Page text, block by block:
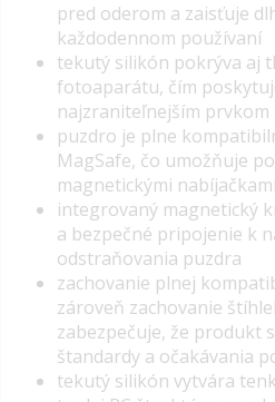
pred oderom a zaisťuje
každodennom používaní
tekutý silikón pokrýva aj
fotoaparátu, čím
najzraniteľnejším prvkom
puzdro je plne
MagSafe, čo umožňuje
magnetickými
integrovaný magnetický
a bezpečné pripojenie k
odstraňovania puzdra
zachovanie plnej
zároveň zachovanie
zabezpečuje, že produkt
štandardy a očakávania
tekutý silikón vytvára